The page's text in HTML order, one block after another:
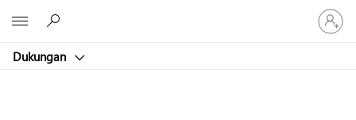
Dukungan
Masuk
ke
akun